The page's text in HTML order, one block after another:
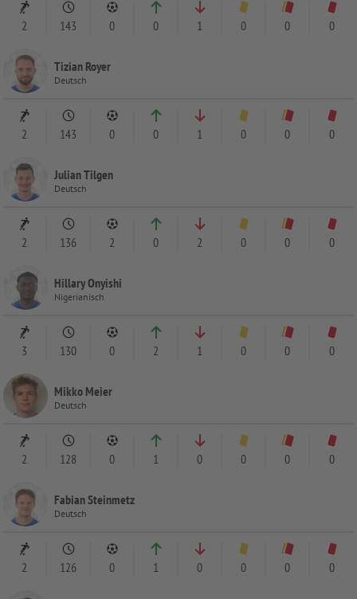
2 143 0 0 1 0 0 0
Tizian Royer
Deutsch
2 143 0 0 1 0 0 0
Julian Tilgen
Deutsch
2 136 2 0 2 0 0 0
Hillary Onyishi
Nigerianisch
3 130 0 2 1 0 0 0
Mikko Meier
Deutsch
2 128 0 1 0 0 0 0
Fabian Steinmetz
Deutsch
2 126 0 1 0 0 0 0